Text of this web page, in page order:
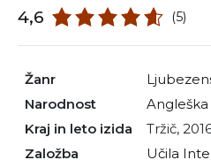
4,6 (5)
Žanr
Narodnost
Kraj in leto izida
Tržič,
Založba
Učila